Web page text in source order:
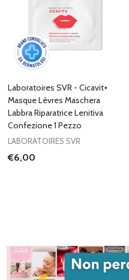
Laboratoires SVR - Cicavit+
Masque Lèvres Maschera
Labbra Riparatrice Lenitiva
Confezione 1 Pezzo
LABORATOIRES SVR
€6,00